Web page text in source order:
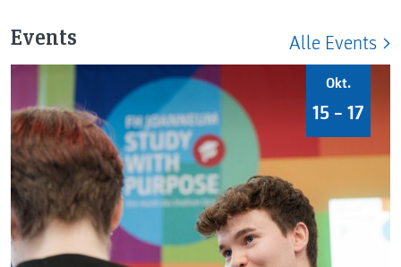
Events Alle Events
Okt.
15 – 17